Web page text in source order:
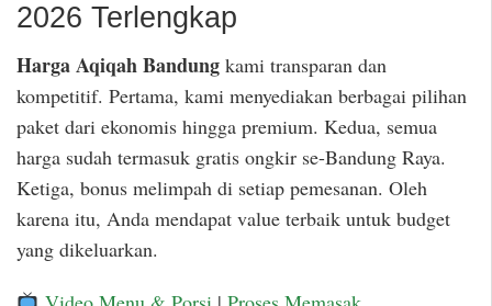
2026 Terlengkap
Harga Aqiqah Bandung kami transparan dan
kompetitif. Pertama, kami menyediakan berbagai pilihan
paket dari ekonomis hingga premium. Kedua, semua
harga sudah termasuk gratis ongkir se-Bandung Raya.
Ketiga, bonus melimpah di setiap pemesanan. Oleh
karena itu, Anda mendapat value terbaik untuk budget
yang dikeluarkan.